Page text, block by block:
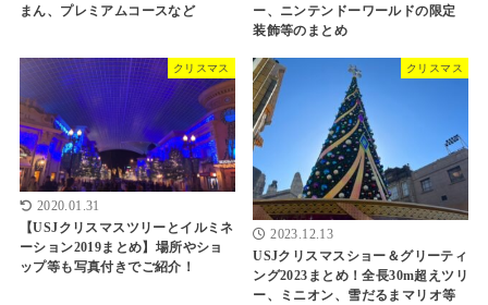
まん、プレミアムコースなど
ー、ニンテンドーワールドの限定
装飾等のまとめ
クリスマス
2020.01.31
【USJクリスマスツリーとイルミネ
ーション2019まとめ】場所やショ
ップ等も写真付きでご紹介！
クリスマス
2023.12.13
USJクリスマスショー＆グリーティ
ング2023まとめ！全長30m超えツリ
ー、ミニオン、雪だるまマリオ等